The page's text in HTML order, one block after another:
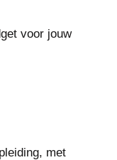
voor jouw
met